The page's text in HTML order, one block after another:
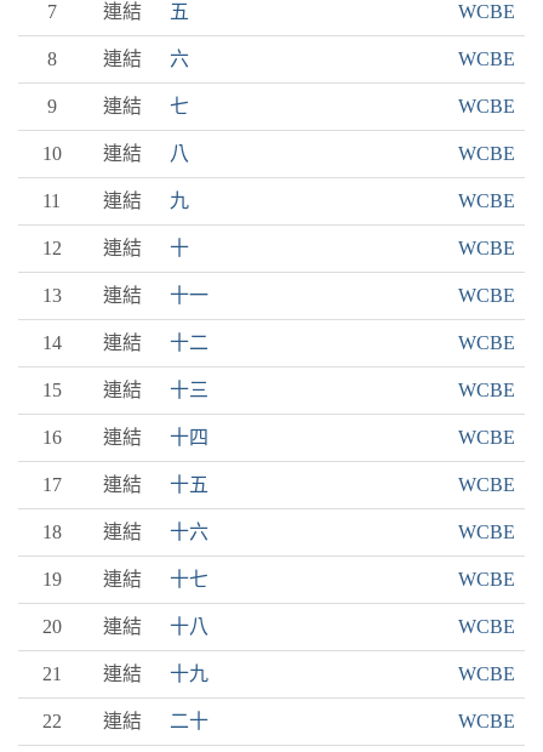
7 連結 五 WCBE
8 連結 六 WCBE
9 連結 七 WCBE
10 連結 八 WCBE
11 連結 九 WCBE
12 連結 十 WCBE
13 連結 十一 WCBE
14 連結 十二 WCBE
15 連結 十三 WCBE
16 連結 十四 WCBE
17 連結 十五 WCBE
18 連結 十六 WCBE
19 連結 十七 WCBE
20 連結 十八 WCBE
21 連結 十九 WCBE
22 連結 二十 WCBE